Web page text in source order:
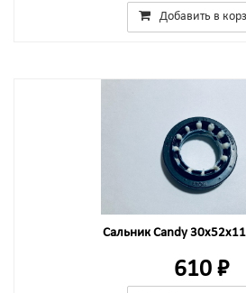
Добавить в
Сальник Candy
610 ₽